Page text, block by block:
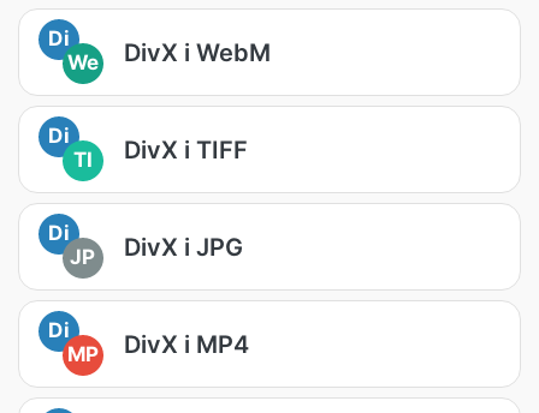
Di
We
DivX i WebM
Di
TI
DivX i TIFF
Di
JP
DivX i JPG
Di
MP
DivX i MP4